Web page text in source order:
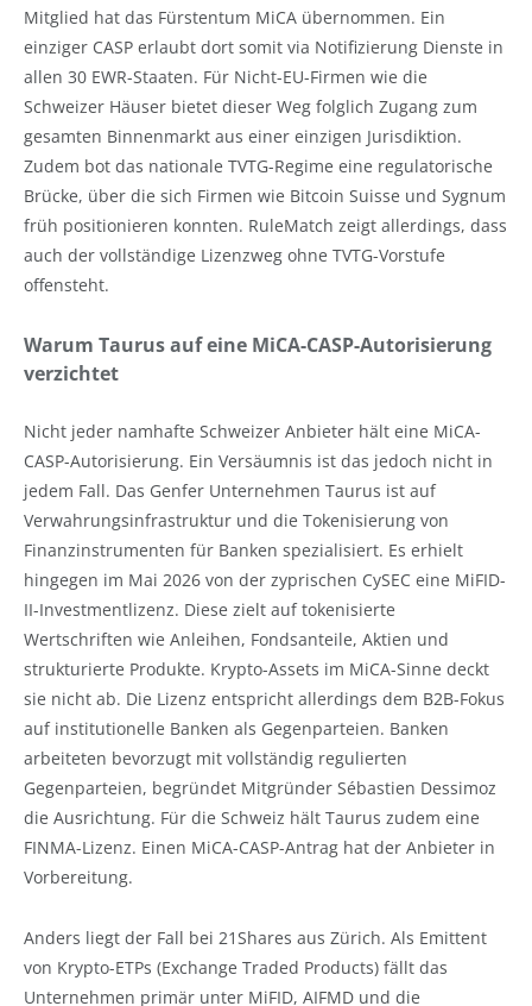
Mitglied hat das Fürstentum MiCA übernommen. Ein
einziger CASP erlaubt dort somit via Notifizierung Dienste in
allen 30 EWR-Staaten. Für Nicht-EU-Firmen wie die
Schweizer Häuser bietet dieser Weg folglich Zugang zum
gesamten Binnenmarkt aus einer einzigen Jurisdiktion.
Zudem bot das nationale TVTG-Regime eine regulatorische
Brücke, über die sich Firmen wie Bitcoin Suisse und Sygnum
früh positionieren konnten. RuleMatch zeigt allerdings, dass
auch der vollständige Lizenzweg ohne TVTG-Vorstufe
offensteht.
Warum Taurus auf eine MiCA-CASP-Autorisierung
verzichtet
Nicht jeder namhafte Schweizer Anbieter hält eine MiCA-
CASP-Autorisierung. Ein Versäumnis ist das jedoch nicht in
jedem Fall. Das Genfer Unternehmen Taurus ist auf
Verwahrungsinfrastruktur und die Tokenisierung von
Finanzinstrumenten für Banken spezialisiert. Es erhielt
hingegen im Mai 2026 von der zyprischen CySEC eine MiFID-
II-Investmentlizenz. Diese zielt auf tokenisierte
Wertschriften wie Anleihen, Fondsanteile, Aktien und
strukturierte Produkte. Krypto-Assets im MiCA-Sinne deckt
sie nicht ab. Die Lizenz entspricht allerdings dem B2B-Fokus
auf institutionelle Banken als Gegenparteien. Banken
arbeiteten bevorzugt mit vollständig regulierten
Gegenparteien, begründet Mitgründer Sébastien Dessimoz
die Ausrichtung. Für die Schweiz hält Taurus zudem eine
FINMA-Lizenz. Einen MiCA-CASP-Antrag hat der Anbieter in
Vorbereitung.
Anders liegt der Fall bei 21Shares aus Zürich. Als Emittent
von Krypto-ETPs (Exchange Traded Products) fällt das
Unternehmen primär unter MiFID, AIFMD und die